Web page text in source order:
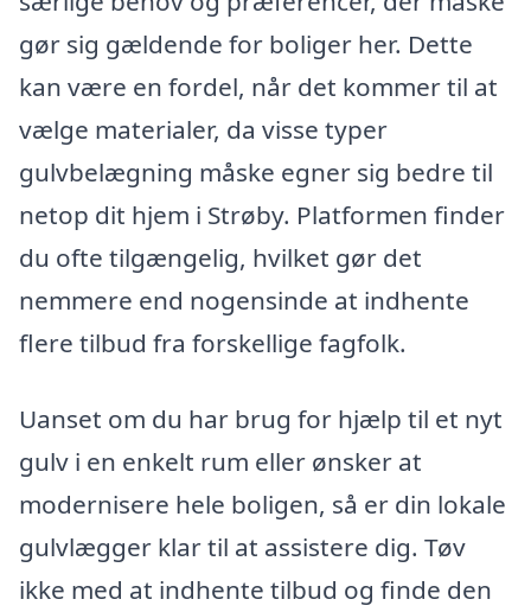
gør sig gældende for boliger her. Dette
kan være en fordel, når det kommer til at
vælge materialer, da visse typer
gulvbelægning måske egner sig bedre til
netop dit hjem i Strøby. Platformen finder
du ofte tilgængelig, hvilket gør det
nemmere end nogensinde at indhente
flere tilbud fra forskellige fagfolk.
Uanset om du har brug for hjælp til et nyt
gulv i en enkelt rum eller ønsker at
modernisere hele boligen, så er din lokale
gulvlægger klar til at assistere dig. Tøv
ikke med at indhente tilbud og finde den